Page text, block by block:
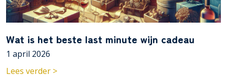
Wat is het beste last minute wijn cadeau
1 april 2026
Lees verder >